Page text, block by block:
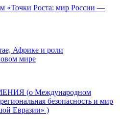
«Точки Роста: мир России —
Африке и роли
мире
(о Международном
безопасность и мир
Евразии» )